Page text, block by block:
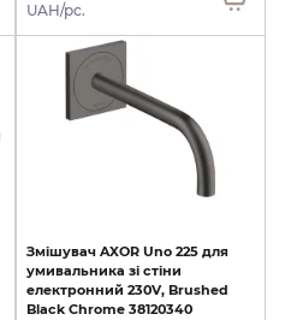
UAH/pc.
Змішувач AXOR Uno 225 для
умивальника зі стіни
електронний 230V, Brushed
Black Chrome 38120340